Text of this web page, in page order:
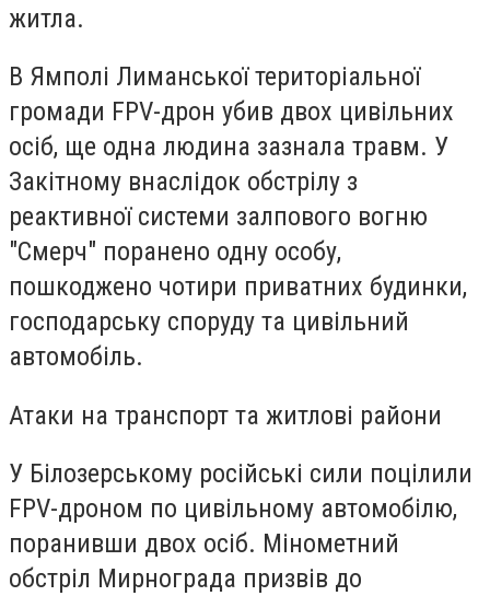
житла.
В Ямполі Лиманської територіальної
громади FPV-дрон убив двох цивільних
осіб, ще одна людина зазнала травм. У
Закітному внаслідок обстрілу з
реактивної системи залпового вогню
"Смерч" поранено одну особу,
пошкоджено чотири приватних будинки,
господарську споруду та цивільний
автомобіль.
Атаки на транспорт та житлові райони
У Білозерському російські сили поцілили
FPV-дроном по цивільному автомобілю,
поранивши двох осіб. Мінометний
обстріл Мирнограда призвів до